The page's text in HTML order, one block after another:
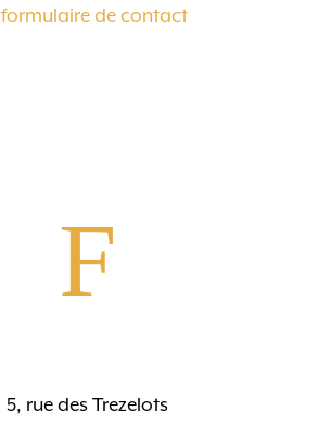
formulaire de contact
F
5, rue des Trezelots